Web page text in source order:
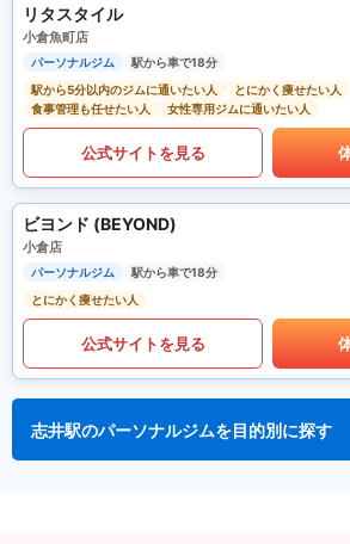
リタスタイル
小倉魚町店
パーソナルジム
駅から車で18分
駅から5分以内のジムに通いたい人
とにかく痩せたい人
食事管理も任せたい人
女性専用ジムに通いたい人
公式サイトを見る
ビヨンド (BEYOND)
小倉店
パーソナルジム
駅から車で18分
とにかく痩せたい人
公式サイトを見る
志井駅のパーソナルジムを目的別に探す